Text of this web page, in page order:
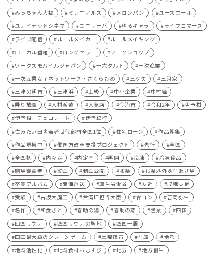
みっちゃん大福
ミレニアルズ メロンパン
ユースエール
ユナイテッドシネマ
ユニリーバ ゆるキャラ
ライブコマース
ライブ配信
ルールメイカー
ルールメイキング
ローカル番組
ロングセラー
ワークショップ
ワークスモバイルジャパン
一六タルト
一次産業
一次産業女子ネットワーク・さくらひめ
三ツ矢
三河家
三津の朝市
三津浜 上級 中小企業
中村舞
乗り放題
人材派遣 人気店 今治市 令和2年
伊予柑
伊予柑，チョコレート
伊予銀行
住みたい田舎若者世代部門全国1位
住宅ローン
作品募集
作品募集中
働き方改革支援プロジェクト 先行
全国
全国初
内々定 内定率 再開 冷凍
冷凍食品
劇場鑑賞券
動画 動画公開 北条
北条港外港荷あげ場
卒業アルバム
南海放送 厚生労働省 友近
収穫支援
受験
古坂大魔王 台湾IT担当大臣 合コン
吉岡弥生
名作
和食さと 喜助の湯 喜助の蒸 営業
四国
四国サウナ
四国サウナの聖地
四国一周
四国最大級のクレーンゲーム
土曜夜市 在庫
地元
地域活性化
地域食材おむすび 地方
地方創生